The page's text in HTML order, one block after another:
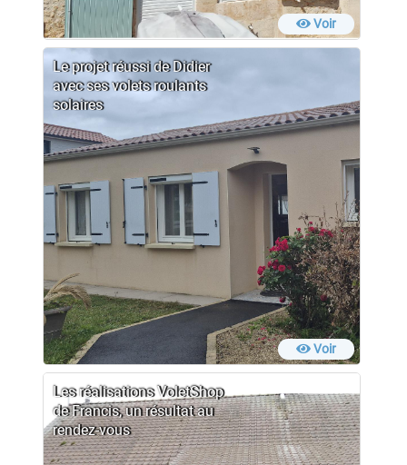
Voir
Le projet réussi de Didier
avec ses volets roulants
solaires
Voir
Les réalisations VoletShop
de Francis, un résultat au
rendez-vous